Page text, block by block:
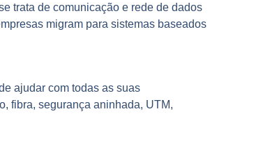
trata de comunicação e rede de dados
migram para sistemas baseados
ajudar com todas as suas
fibra, segurança aninhada, UTM,